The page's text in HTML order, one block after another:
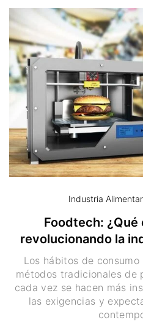
Industria
Foodtech:
revolucionando la
Los hábitos de
métodos tradicionales de
cada vez se hacen más
las exigencias y